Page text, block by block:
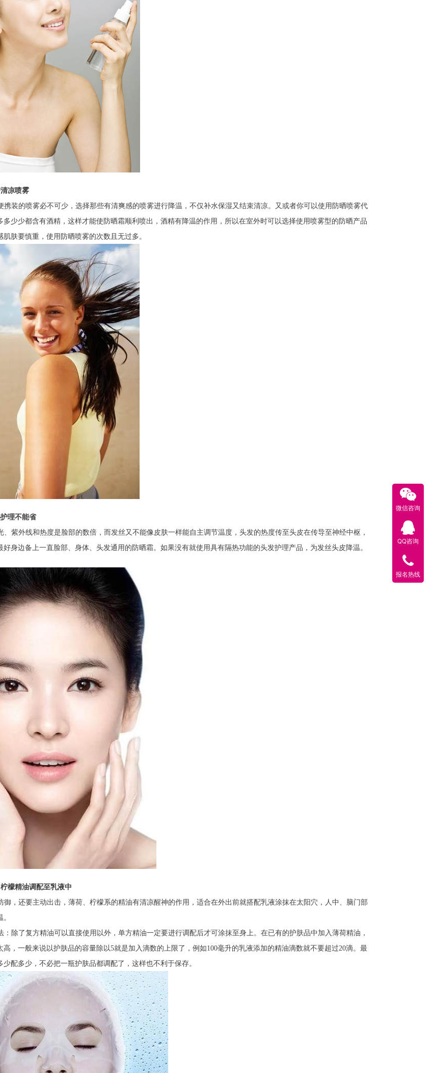
凉喷雾
携装的喷雾必不可少，选择那些有清爽感的喷雾进行降温，不仅补水保湿又结束清凉。又或者你可以使用防晒喷雾代
多少少都含有酒精，这样才能使防晒霜顺利喷出，酒精有降温的作用，所以在室外时可以选择使用喷雾型的防晒产品
肤要慎重，使用防晒喷雾的次数且无过多。
理不能省
、紫外线和热度是脸部的数倍，而发丝又不能像皮肤一样能自主调节温度，头发的热度传至头皮在传导至神经中枢，
好身边备上一直脸部、身体、头发通用的防晒霜。如果没有就使用具有隔热功能的头发护理产品，为发丝头皮降温。
檬精油调配至乳液中
御，还要主动出击，薄荷、柠檬系的精油有清凉醒神的作用，适合在外出前就搭配乳液涂抹在太阳穴，人中、脑门部
：除了复方精油可以直接使用以外，单方精油一定要进行调配后才可涂抹至身上。在已有的护肤品中加入薄荷精油，
高，一般来说以护肤品的容量除以5就是加入滴数的上限了，例如100毫升的乳液添加的精油滴数就不要超过20滴。最
少配多少，不必把一瓶护肤品都调配了，这样也不利于保存。
微信咨询
QQ咨询
报名热线